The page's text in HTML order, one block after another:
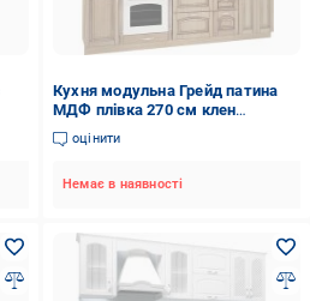
Кухня модульна Грейд патина
МДФ плівка 270 см клен
світлий/дуб сонома
оцінити
Немає в наявності